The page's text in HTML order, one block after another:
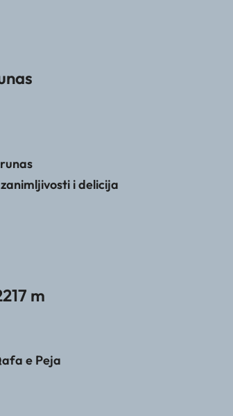
i delicija
m
e Peja